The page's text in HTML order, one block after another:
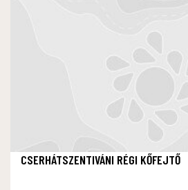
CSERHÁTSZENTIVÁNI RÉGI KŐFEJTŐ